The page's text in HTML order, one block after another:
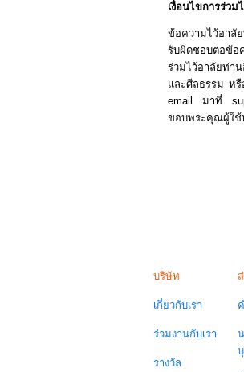
เงื่อนไขการร่วม
ข้อความไว้อาลั
รับผิดชอบต่อข้อ
ร่วมไว้อาลัยท่า
และศีลธรรม หรื
email มาที่
ขอบพระคุณผู้ใช้
บริษัท
เกี่ยวกับเรา
ร่วมงานกับเรา
รางวัล